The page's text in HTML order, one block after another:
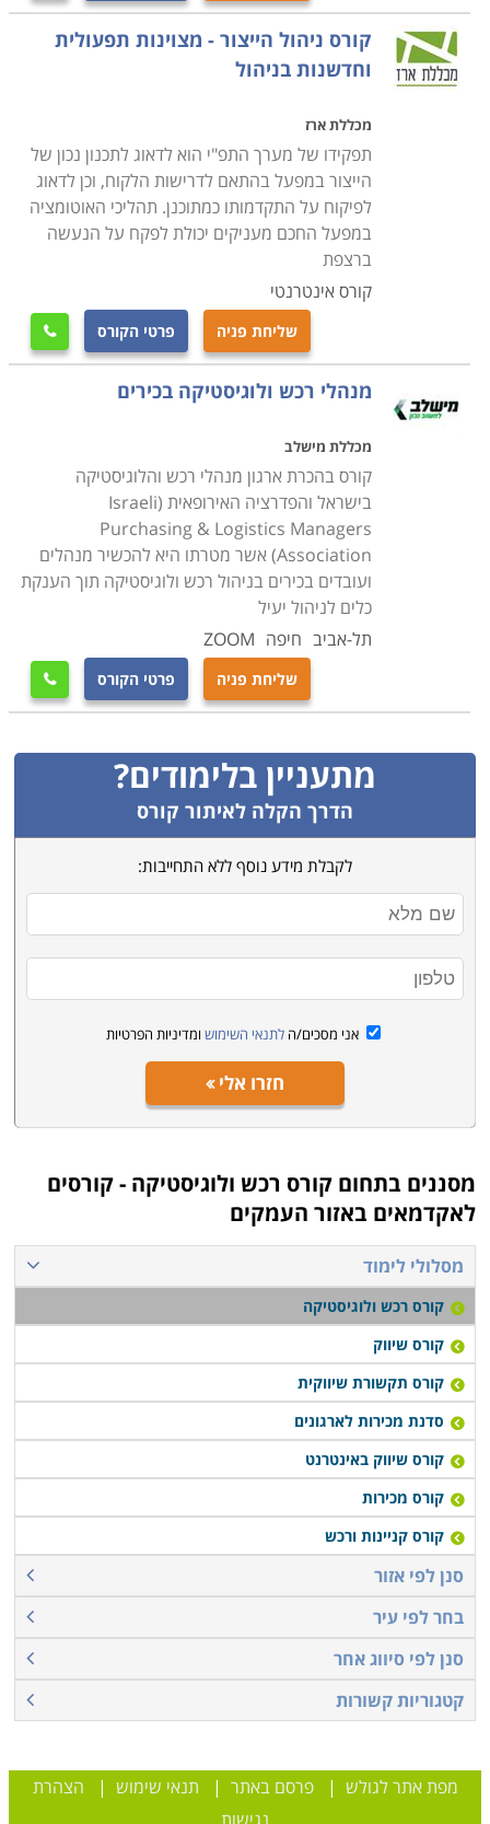
קורס ניהול הייצור - מצוינות תפעולית
וחדשנות בניהול
מכללת ארז
תפקידו של מערך התפ"י הוא לדאוג לתכנון נכון של
הייצור במפעל בהתאם לדרישות הלקוח, וכן לדאוג
לפיקוח על התקדמותו כמתוכנן. תהליכי האוטומציה
במפעל החכם מעניקים יכולת לפקח על הנעשה
ברצפת
קורס אינטרנטי
שליחת פניה פרטי הקורס 
מנהלי רכש ולוגיסטיקה בכירים
מכללת מישלב
קורס בהכרת ארגון מנהלי רכש והלוגיסטיקה
בישראל והפדרציה האירופאית (Israeli
Purchasing & Logistics Managers
Association) אשר מטרתו היא להכשיר מנהלים
ועובדים בכירים בניהול רכש ולוגיסטיקה תוך הענקת
כלים לניהול יעיל
תל-אביב חיפה ZOOM
שליחת פניה פרטי הקורס 
מתעניין בלימודים?
הדרך הקלה לאיתור קורס
לקבלת מידע נוסף ללא התחייבות:
אני מסכים/ה לתנאי השימוש ומדיניות הפרטיות
חזרו אלי
מסננים בתחום קורס רכש ולוגיסטיקה - קורסים
לאקדמאים באזור העמקים
מסלולי לימוד
קורס רכש ולוגיסטיקה
קורס שיווק
קורס תקשורת שיווקית
סדנת מכירות לארגונים
קורס שיווק באינטרנט
קורס מכירות
קורס קניינות ורכש
סנן לפי אזור
בחר לפי עיר
סנן לפי סיווג אחר
קטגוריות קשורות
מפת אתר לגולש |פרסם באתר | תנאי שימוש | הצהרת